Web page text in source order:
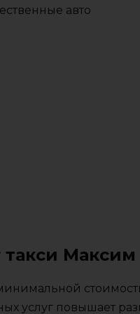
авто
такси Максим
услуг повышает